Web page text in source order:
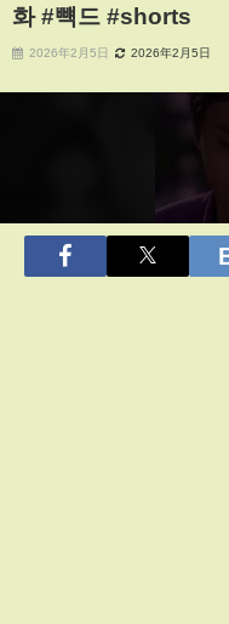
화 #뺵드 #shorts
2026年2月5日 2026年2月5日